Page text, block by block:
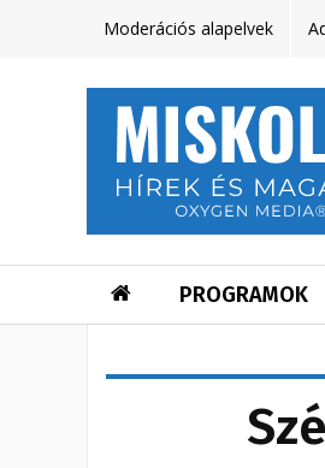
Moderációs alapelvek
PROGRAMOK